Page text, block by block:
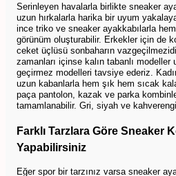
Serinleyen havalarla birlikte sneaker
uzun hırkalarla harika bir uyum
ince triko ve sneaker ayakkabılarla
görünüm oluşturabilir. Erkekler için de
ceket üçlüsü sonbaharın
zamanları içinse kalın tabanlı
geçirmez modelleri tavsiye ederiz.
uzun kabanlarla hem şık hem sıcak
paça pantolon, kazak ve parka
tamamlanabilir. Gri, siyah ve
Farklı Tarzlara Göre Sneaker
Yapabilirsiniz
Eğer spor bir tarzınız varsa sneaker